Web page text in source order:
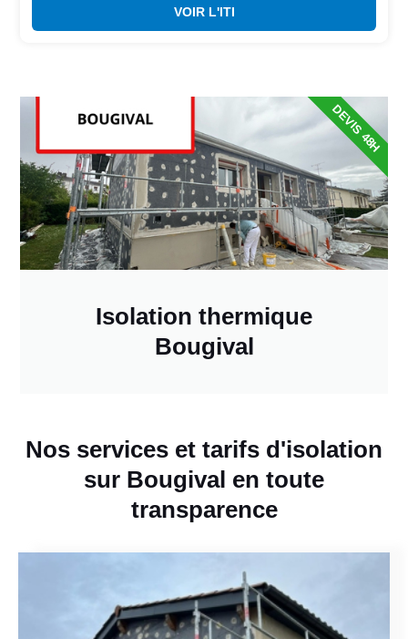
VOIR L'ITI
Isolation thermique
Bougival
DEVIS 48H
Nos services et tarifs d'isolation
sur Bougival en toute
transparence